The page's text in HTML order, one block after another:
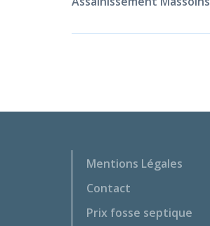
Mentions Légales
Contact
Prix fosse septique